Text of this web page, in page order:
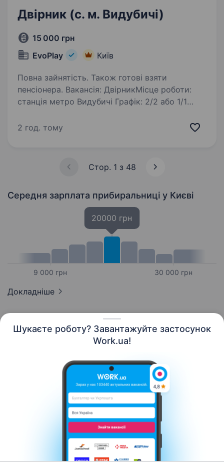
Шукаєте роботу? Завантажуйте застосунок
Work.ua!
Двірник (с. м. Видубичі)
15 000 грн
EvoPlay
Київ
Повна зайнятість. Також готові взяти
пенсіонера. Вакансія: ДвірникМісце роботи:
станція метро Видубичі Графік: 2/2 або 1/1
Обов’язки: прибирання території, вивіз сміття,
2 год. тому
Стор. 1 з 48
Середня зарплата прибиральниці у Києві
9 000 грн
20000 грн
30 000 грн
Докладніше
Контакти Про нас
Кар’єра
Допомога Умови використання